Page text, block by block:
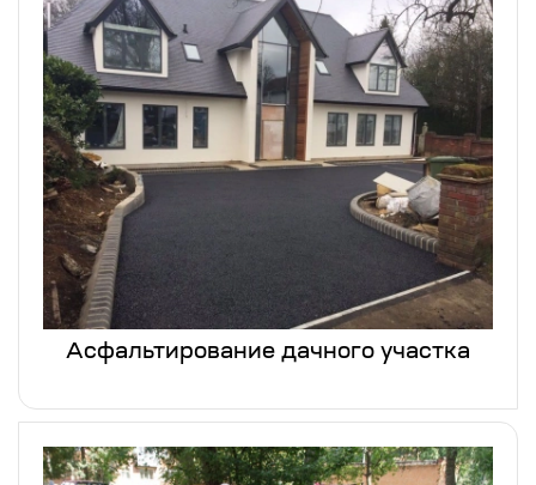
Асфальтирование дачного участка